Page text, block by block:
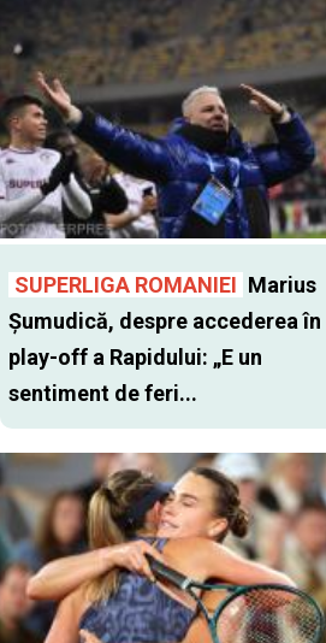
SUPERLIGA ROMANIEI Marius
Șumudică, despre accederea în
play-off a Rapidului: „E un
sentiment de feri...